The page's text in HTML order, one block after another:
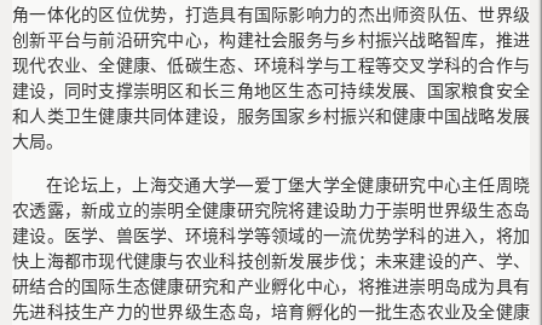
角一体化的区位优势，打造具有国际影响力的杰出师资队伍、世界级
创新平台与前沿研究中心，构建社会服务与乡村振兴战略智库，推进
现代农业、全健康、低碳生态、环境科学与工程等交叉学科的合作与
建设，同时支撑崇明区和长三角地区生态可持续发展、国家粮食安全
和人类卫生健康共同体建设，服务国家乡村振兴和健康中国战略发展
大局。
在论坛上，上海交通大学—爱丁堡大学全健康研究中心主任周晓
农透露，新成立的崇明全健康研究院将建设助力于崇明世界级生态岛
建设。医学、兽医学、环境科学等领域的一流优势学科的进入，将加
快上海都市现代健康与农业科技创新发展步伐；未来建设的产、学、
研结合的国际生态健康研究和产业孵化中心，将推进崇明岛成为具有
先进科技生产力的世界级生态岛，培育孵化的一批生态农业及全健康